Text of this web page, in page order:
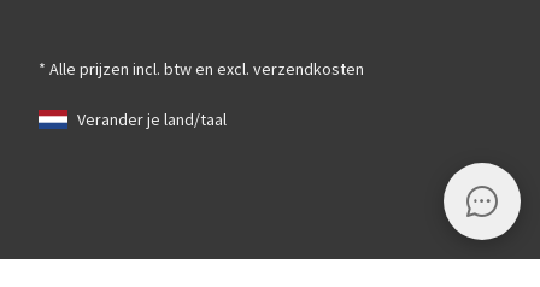
* Alle prijzen incl. btw en excl. verzendkosten
Verander je land/taal